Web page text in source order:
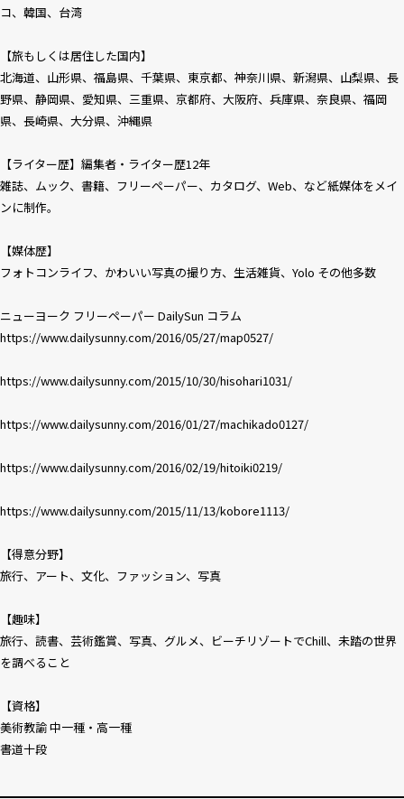
コ、韓国、台湾
【旅もしくは居住した国内】
北海道、山形県、福島県、千葉県、東京都、神奈川県、新潟県、山梨県、長
野県、静岡県、愛知県、三重県、京都府、大阪府、兵庫県、奈良県、福岡
県、長崎県、大分県、沖縄県
【ライター歴】編集者・ライター歴12年
雑誌、ムック、書籍、フリーペーパー、カタログ、Web、など紙媒体をメイ
ンに制作。
【媒体歴】
フォトコンライフ、かわいい写真の撮り方、生活雑貨、Yolo その他多数
ニューヨーク フリーペーパー DailySun コラム
https://www.dailysunny.com/2016/05/27/map0527/
https://www.dailysunny.com/2015/10/30/hisohari1031/
https://www.dailysunny.com/2016/01/27/machikado0127/
https://www.dailysunny.com/2016/02/19/hitoiki0219/
https://www.dailysunny.com/2015/11/13/kobore1113/
【得意分野】
旅行、アート、文化、ファッション、写真
【趣味】
旅行、読書、芸術鑑賞、写真、グルメ、ビーチリゾートでChill、未踏の世界
を調べること
【資格】
美術教諭 中一種・高一種
書道十段